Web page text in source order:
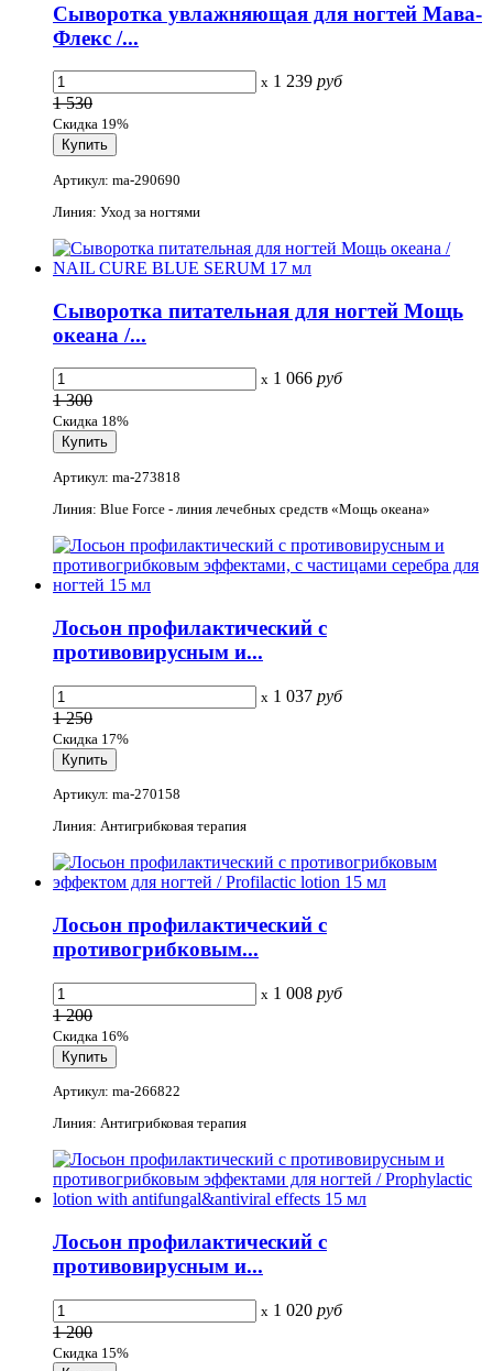
Сыворотка увлажняющая для ногтей Мава-
Флекс /...
x 1 239 руб
1 530
Скидка 19%
Артикул: ma-290690
Линия: Уход за ногтями
Сыворотка питательная для ногтей Мощь
океана /...
x 1 066 руб
1 300
Скидка 18%
Артикул: ma-273818
Линия: Blue Force - линия лечебных средств «Мощь океана»
Лосьон профилактический с
противовирусным и...
x 1 037 руб
1 250
Скидка 17%
Артикул: ma-270158
Линия: Антигрибковая терапия
Лосьон профилактический с
противогрибковым...
x 1 008 руб
1 200
Скидка 16%
Артикул: ma-266822
Линия: Антигрибковая терапия
Лосьон профилактический с
противовирусным и...
x 1 020 руб
1 200
Скидка 15%